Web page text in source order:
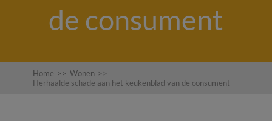
de consument
Home >> Wonen >>
Herhaalde schade aan het keukenblad van de consument